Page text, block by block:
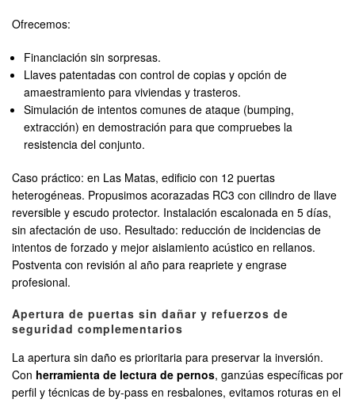
Ofrecemos:
Financiación sin sorpresas.
Llaves patentadas con control de copias y opción de
amaestramiento para viviendas y trasteros.
Simulación de intentos comunes de ataque (bumping,
extracción) en demostración para que compruebes la
resistencia del conjunto.
Caso práctico: en Las Matas, edificio con 12 puertas
heterogéneas. Propusimos acorazadas RC3 con cilindro de llave
reversible y escudo protector. Instalación escalonada en 5 días,
sin afectación de uso. Resultado: reducción de incidencias de
intentos de forzado y mejor aislamiento acústico en rellanos.
Postventa con revisión al año para reapriete y engrase
profesional.
Apertura de puertas sin dañar y refuerzos de
seguridad complementarios
La apertura sin daño es prioritaria para preservar la inversión.
Con herramienta de lectura de pernos, ganzúas específicas por
perfil y técnicas de by-pass en resbalones, evitamos roturas en el